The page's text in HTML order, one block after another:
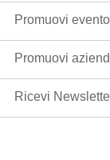
Promuovi evento
Promuovi
Ricevi